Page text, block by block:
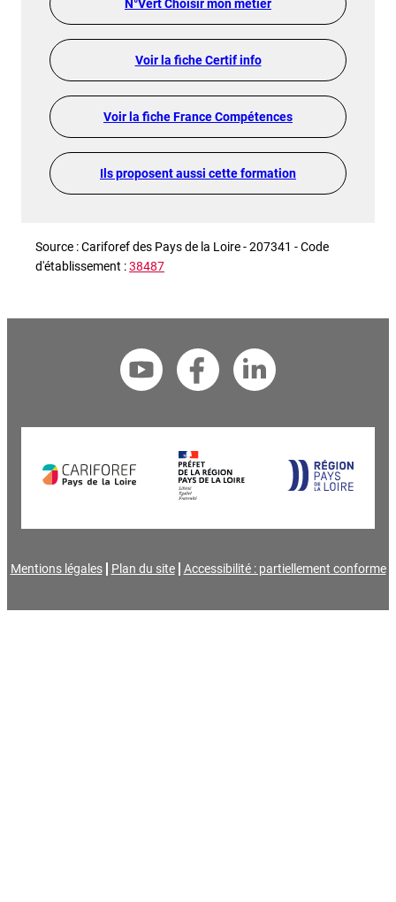
N°Vert Choisir mon métier
Voir la fiche Certif info
Voir la fiche France Compétences
Ils proposent aussi cette formation
Source : Cariforef des Pays de la Loire - 207341 - Code
d'établissement :38487
Mentions légales Plan du site Accessibilité : partiellement conforme